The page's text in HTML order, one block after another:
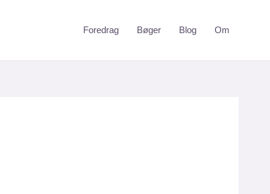
Foredrag Bøger Blog Om